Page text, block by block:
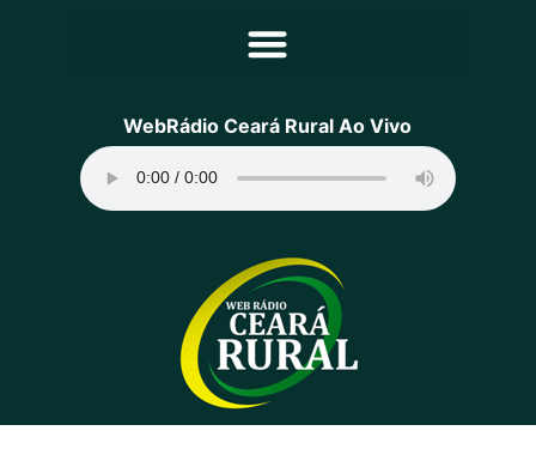
Principal
Programação
Equipe
Contato
Sobre
WebRádio Ceará Rural Ao Vivo